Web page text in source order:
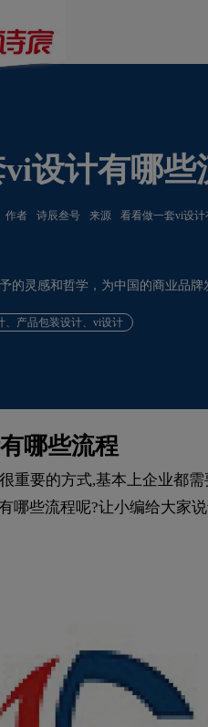
设计有哪些
作者 诗辰叁号 来源 看看做一套vi设计
的灵感和哲学，为中国的商业品牌
、产品包装设计、vi设计
有哪些流程
重要的方式,基本上企业都
哪些流程呢?让小编给大家说